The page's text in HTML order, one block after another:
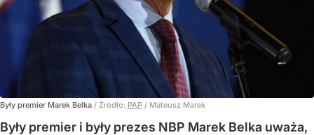
Były premier Marek Belka / Źródło: PAP / Mateusz Marek
Były premier i były prezes NBP Marek Belka uważa,